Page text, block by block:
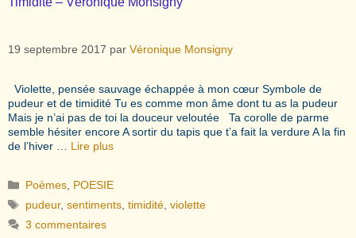
19 septembre 2017 par Véronique Monsigny
Violette, pensée sauvage échappée à mon cœur Symbole de
pudeur et de timidité Tu es comme mon âme dont tu as la pudeur
Mais je n’ai pas de toi la douceur veloutée Ta corolle de parme
semble hésiter encore A sortir du tapis que t’a fait la verdure A la fin
de l’hiver … Lire plus
Catégories
Poèmes POESIE
Étiquettes
pudeur,sentiments ,timidité ,violette
3 commentaires